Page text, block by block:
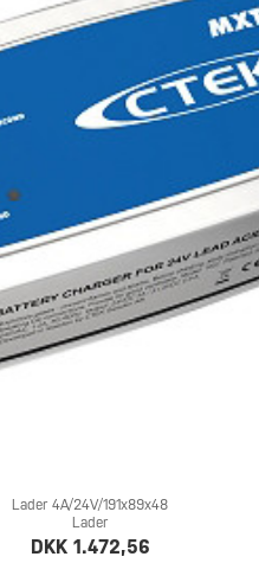
Lader 4A/24V/191x89x48
Lader
DKK 1.472,56